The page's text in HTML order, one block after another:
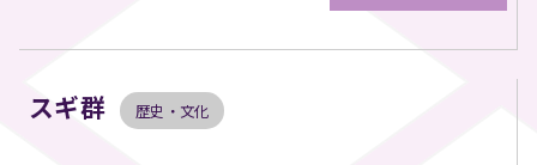
スギ群 歴史・文化